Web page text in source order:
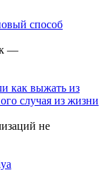
способ
—
как выжать из
случая из жизни
не